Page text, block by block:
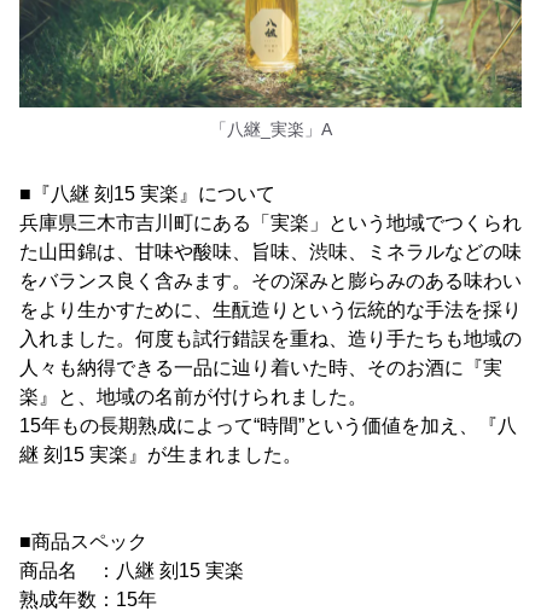
「八継_実楽」A
■『八継 刻15 実楽』について
兵庫県三木市吉川町にある「実楽」という地域でつくられ
た山田錦は、甘味や酸味、旨味、渋味、ミネラルなどの味
をバランス良く含みます。その深みと膨らみのある味わい
をより生かすために、生酛造りという伝統的な手法を採り
入れました。何度も試行錯誤を重ね、造り手たちも地域の
人々も納得できる一品に辿り着いた時、そのお酒に『実
楽』と、地域の名前が付けられました。
15年もの長期熟成によって“時間”という価値を加え、『八
継 刻15 実楽』が生まれました。
■商品スペック
商品名 ：八継 刻15 実楽
熟成年数：15年